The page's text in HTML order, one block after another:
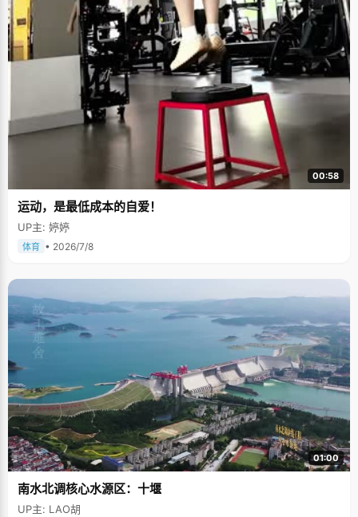
00:58
运动，是最低成本的自爱！
UP主: 婷婷
体育 • 2026/7/8
01:00
南水北调核心水源区：十堰
UP主: LAO胡